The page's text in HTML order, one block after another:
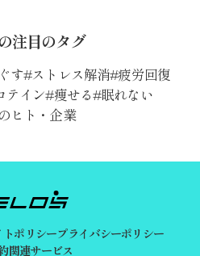
注目のタグ
す ストレス解消 疲労回復
テイン 痩せる 眠れない
ヒト・企業
トポリシープライバシーポリシー
関連サービス